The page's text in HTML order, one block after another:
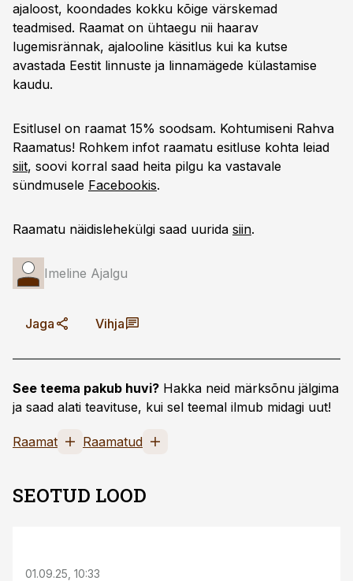
ajaloost, koondades kokku kõige värskemad
teadmised. Raamat on ühtaegu nii haarav
lugemisrännak, ajalooline käsitlus kui ka kutse
avastada Eestit linnuste ja linnamägede külastamise
kaudu.
Esitlusel on raamat 15% soodsam. Kohtumiseni Rahva
Raamatus! Rohkem infot raamatu esitluse kohta leiad
siit, soovi korral saad heita pilgu ka vastavale
sündmusele Facebookis.
Raamatu näidislehekülgi saad uurida siin.
Imeline Ajalgu
Jaga Vihja
See teema pakub huvi? Hakka neid märksõnu jälgima
ja saad alati teavituse, kui sel teemal ilmub midagi uut!
Raamat Raamatud
SEOTUD LOOD
01.09.25, 10:33